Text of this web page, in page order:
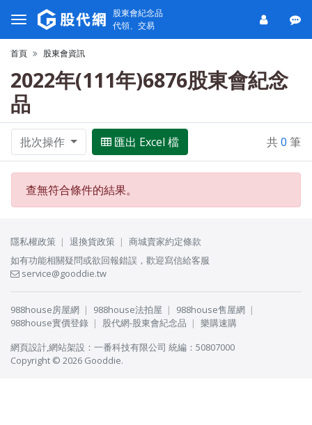
股東會紀念品
代領、交易
首頁 股東會資訊
2022年(111年)6876股東會紀念
品
批次操作 匯出 Excel 檔 共0 筆
查無符合條件的結果。
隱私權政策 退換貨政策
商城賣家約定條款
如有功能相關疑問或欲回報錯誤，歡迎寫信給客服
service@gooddie.tw
988house房屋網 988house法拍屋
988house售屋網
988house實價登錄
股代網-股東會紀念品
樂購速購
網頁設計,網站架設 ： 一番科技有限公司 統編：50807000
Copyright © 2026 Gooddie.